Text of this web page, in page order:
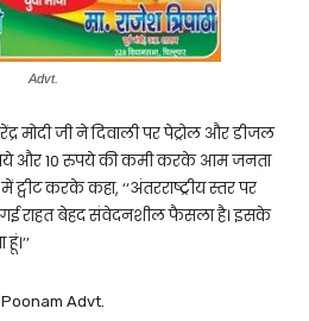
Advt.
मोदी जी ने दिवाली पर पेट्रोल और डीजल
और 10 रुपये की कमी करके आम जनता
में ट्वीट करके कहा, ‘‘अंतरराष्ट्रीय स्तर पर
गई राहत बेहद संवेदनशील फैसला है। इसके